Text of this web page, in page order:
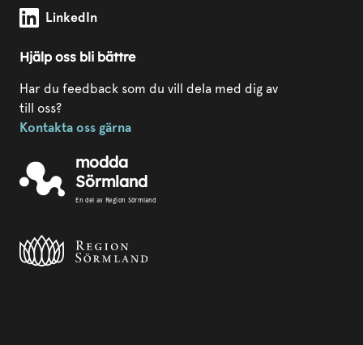
modda
Sörmland
En del av Region Sörmland
Modda Sörmland på
LinkedIn
Hjälp oss bli bättre
Har du feedback som du vill dela med dig av
till oss?
Kontakta oss gärna